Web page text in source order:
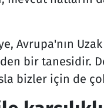
Avrupa'nın
bir tanesidir.
bizler için de